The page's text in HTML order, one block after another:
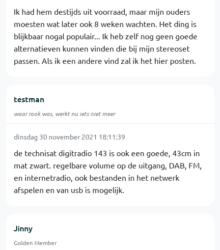
Ik had hem destijds uit voorraad, maar mijn ouders
moesten wat later ook 8 weken wachten. Het ding is
blijkbaar nogal populair... Ik heb zelf nog geen goede
alternatieven kunnen vinden die bij mijn stereoset
passen. Als ik een andere vind zal ik het hier posten.
testman
waar rook was, werkt nu iets niet meer
dinsdag 30 november 2021 18:11:39
de technisat digitradio 143 is ook een goede, 43cm in
mat zwart. regelbare volume op de uitgang, DAB, FM,
en internetradio, ook bestanden in het netwerk
afspelen en van usb is mogelijk.
Jinny
Golden Member